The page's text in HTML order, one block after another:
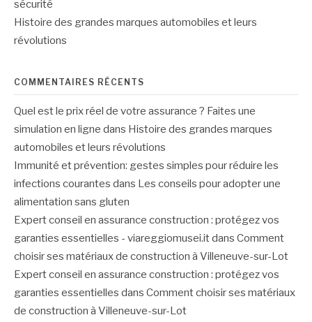
sécurité
Histoire des grandes marques automobiles et leurs
révolutions
COMMENTAIRES RÉCENTS
Quel est le prix réel de votre assurance ? Faites une
simulation en ligne dans Histoire des grandes marques
automobiles et leurs révolutions
Immunité et prévention: gestes simples pour réduire les
infections courantes dans Les conseils pour adopter une
alimentation sans gluten
Expert conseil en assurance construction : protégez vos
garanties essentielles - viareggiomusei.itdans Comment
choisir ses matériaux de construction à Villeneuve-sur-Lot
Expert conseil en assurance construction : protégez vos
garanties essentielles dans Comment choisir ses matériaux
de construction à Villeneuve-sur-Lot